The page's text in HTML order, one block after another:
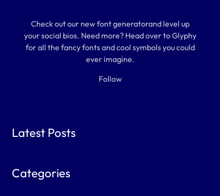
Check out our new font generatorand level up
your social bios. Need more? Head over to Glyphy
for all the fancy fonts and cool symbols you could
ever imagine.
Follow
Latest Posts
Categories